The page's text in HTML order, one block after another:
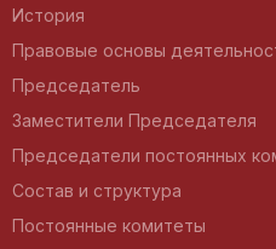
История
Правовые основы
Председатель
Заместители Председателя
Председатели постоянных
Состав и структура
Постоянные комитеты